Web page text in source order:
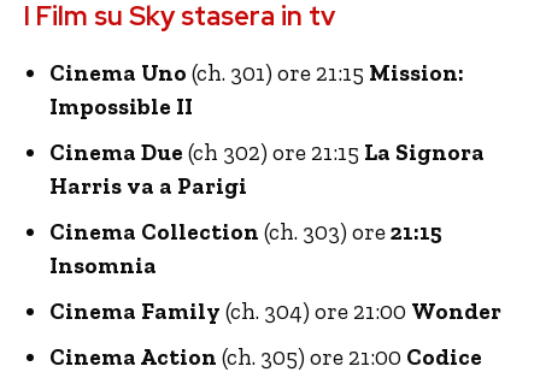
I Film su Sky stasera in tv
Cinema Uno (ch. 301) ore 21:15 Mission:
Impossible II
Cinema Due (ch 302) ore 21:15 La Signora
Harris va a Parigi
Cinema Collection (ch. 303) ore21:15
Insomnia
Cinema Family (ch. 304) ore 21:00 Wonder
Cinema Action (ch. 305) ore 21:00 Codice